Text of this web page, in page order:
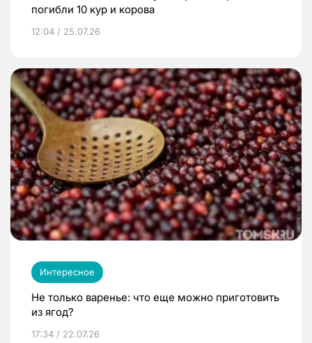
погибли 10 кур и корова
12:04 / 25.07.26
Интересное
Не только варенье: что еще можно приготовить
из ягод?
17:34 / 22.07.26